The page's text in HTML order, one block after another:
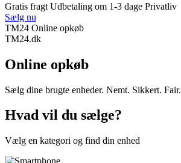
Gratis fragt Udbetaling om 1-3 dage Privatliv
Sælg nu
TM24 Online opkøb
TM24.dk
Online opkøb
Sælg dine brugte enheder. Nemt. Sikkert. Fair.
Hvad vil du sælge?
Vælg en kategori og find din enhed